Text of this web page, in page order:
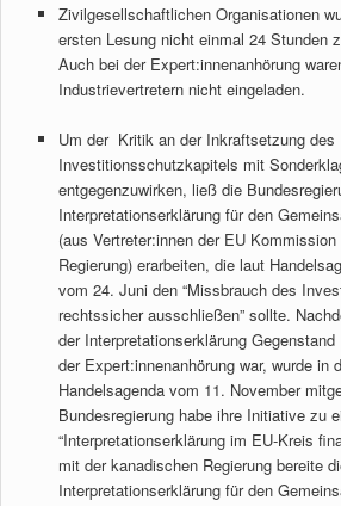
Zivilgesellschaftlichen Organisationen
ersten Lesung nicht einmal 24 Stunden
Auch bei der Expert:innenanhörung
Industrievertretern nicht eingeladen.
Um der Kritik an der Inkraftsetzung des
Investitionsschutzkapitels mit
entgegenzuwirken, ließ die
Interpretationserklärung für den
(aus Vertreter:innen der EU
Regierung) erarbeiten, die laut
vom 24. Juni den “Missbrauch des
rechtssicher ausschließen” sollte.
der Interpretationserklärung
der Expert:innenanhörung war, wurde in
Handelsagenda vom 11. November
Bundesregierung habe ihre Initiative zu
“Interpretationserklärung im EU-Kreis
mit der kanadischen Regierung bereite
Interpretationserklärung für den